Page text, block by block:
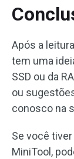
Após a
tem uma
SSD ou da
ou
conosco na
Se você
MiniTool,